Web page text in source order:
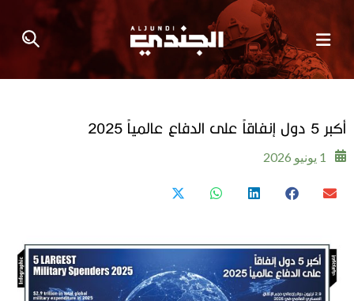
أكبر 5 دول إنفاقاً على الدفاع عالمياً 2025
1 يونيو 2026